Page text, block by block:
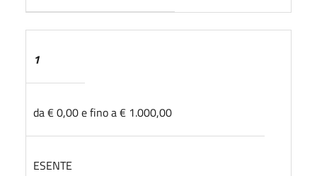
1
da € 0,00 e fino a € 1.000,00
ESENTE